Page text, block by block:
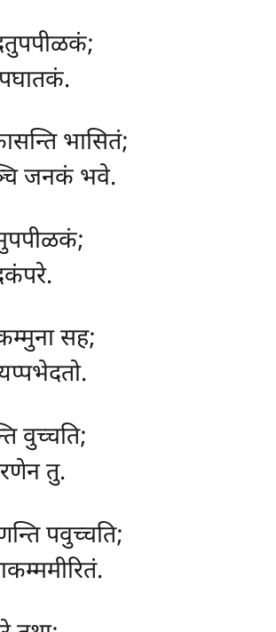
भासितं;
जनकं भवे.
सह;
वुच्चति;
तु.
पवुच्चति;